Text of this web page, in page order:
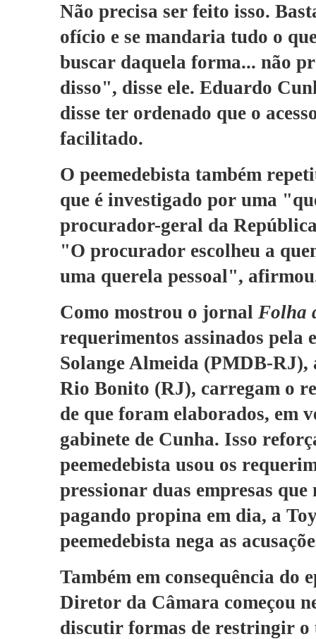
Não precisa ser feito isso.
ofício e se mandaria tudo o
buscar daquela forma... não
disso", disse ele. Eduardo
disse ter ordenado que o
facilitado.
O peemedebista também
que é investigado por uma
procurador-geral da
"O procurador escolheu a
uma querela pessoal",
Como mostrou o jornal Folha
requerimentos assinados pela
Solange Almeida (PMDB-RJ),
Rio Bonito (RJ), carregam o
de que foram elaborados, em
gabinete de Cunha. Isso
peemedebista usou os
pressionar duas empresas que
pagando propina em dia, a
peemedebista nega as
Também em consequência do
Diretor da Câmara começou
discutir formas de restringir o